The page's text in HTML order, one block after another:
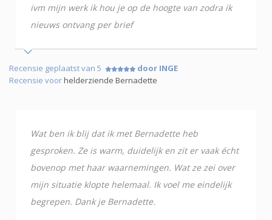
ivm mijn werk ik hou je op de hoogte van zodra ik
nieuws ontvang per brief
Recensie geplaatst van 5
door INGE
Recensie voorhelderziende Bernadette
Wat ben ik blij dat ik met Bernadette heb
gesproken. Ze is warm, duidelijk en zit er vaak écht
bovenop met haar waarnemingen. Wat ze zei over
mijn situatie klopte helemaal. Ik voel me eindelijk
begrepen. Dank je Bernadette.